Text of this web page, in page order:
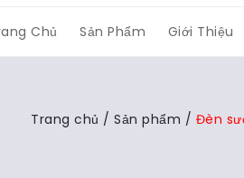
Chủ Sản Phẩm Giới Thiệu
Trang chủ / Sản phẩm / Đèn